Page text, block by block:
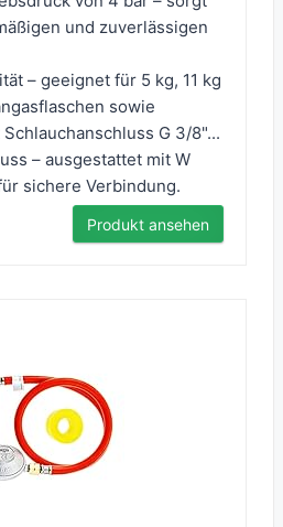
und zuverlässigen
– geeignet für 5 kg, 11 kg
sowie
G 3/8"...
– ausgestattet mit W
sichere Verbindung.
Produkt ansehen